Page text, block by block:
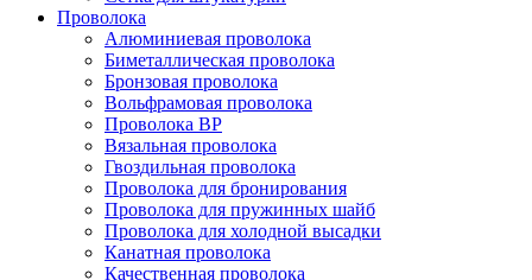
Проволока
Алюминиевая проволока
Биметаллическая проволока
Бронзовая проволока
Вольфрамовая проволока
Проволока ВР
Вязальная проволока
Гвоздильная проволока
Проволока для бронирования
Проволока для пружинных шайб
Проволока для холодной высадки
Канатная проволока
Качественная проволока